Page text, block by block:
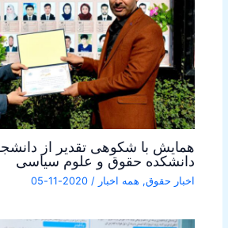
همایش با شکوهی تقدیر از
دانشکده حقوق و علوم سیاسی
اخبار حقوق, همه اخبار /
2020-11-05